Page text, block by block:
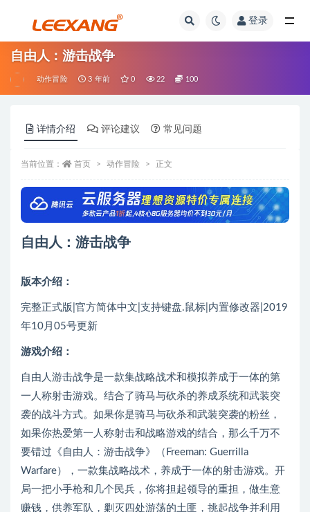
登录
自由人：游击战争
动作冒险 3 年前 0 22 100
详情介绍 评论建议 常见问题
当前位置： 首页 动作冒险 正文
自由人：游击战争
版本介绍：
完整正式版|官方简体中文|支持键盘.鼠标|内置修改器|2019
年10月05号更新
游戏介绍：
自由人游击战争是一款集战略战术和模拟养成于一体的第
一人称射击游戏。结合了骑马与砍杀的养成系统和武装突
袭的战斗方式。如果你是骑马与砍杀和武装突袭的粉丝，
如果你热爱第一人称射击和战略游戏的结合，那么千万不
要错过《自由人：游击战争》（Freeman: Guerrilla
Warfare），一款集战略战术，养成于一体的射击游戏。开
局一把小手枪和几个民兵，你将担起领导的重担，做生意
赚钱，供养军队，剿灭四处游荡的土匪，挑起战争并利用